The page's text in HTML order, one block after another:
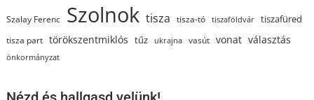
Szalay Ferenc Szolnok tisza tisza-tó tiszaföldvár tiszafüred
tisza part törökszentmiklós tűz ukrajna vasút vonat választás
önkormányzat